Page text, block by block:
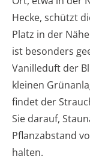
Hecke, schützt
Platz in der
ist besonders
Vanilleduft der
kleinen
findet der
Sie darauf,
Pflanzabstand
halten.